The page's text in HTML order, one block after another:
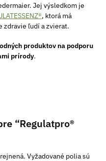
Jej výsledkom je
, ktorá má
zdravie ľudí a zvierat.
produktov na podporu
prírody.
“Regulatpro®
Vyžadované polia sú